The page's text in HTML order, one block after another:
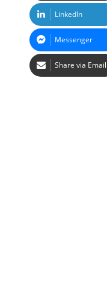
LinkedIn
Messenger
Share via Email